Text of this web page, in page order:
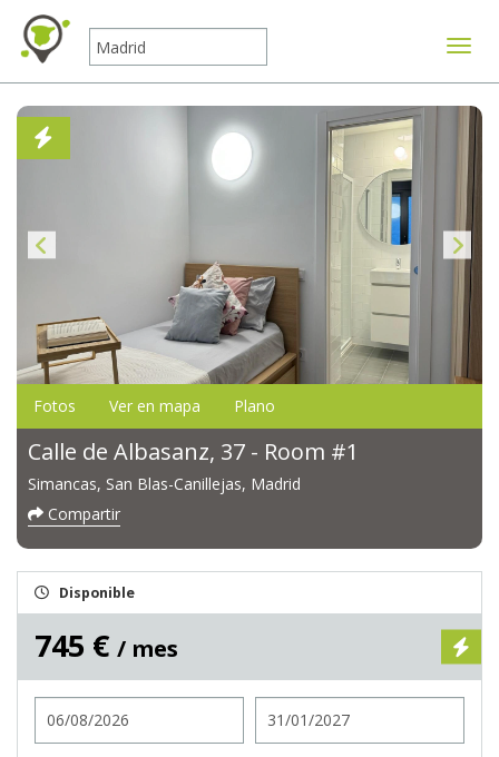
Fotos Ver en mapa Plano
Calle de Albasanz, 37 - Room #1
Simancas, San Blas-Canillejas, Madrid
Compartir
Disponible
745 € / mes